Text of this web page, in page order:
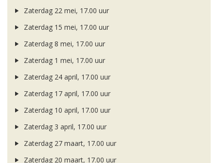
Zaterdag 22 mei, 17.00 uur
Zaterdag 15 mei, 17.00 uur
Zaterdag 8 mei, 17.00 uur
Zaterdag 1 mei, 17.00 uur
Zaterdag 24 april, 17.00 uur
Zaterdag 17 april, 17.00 uur
Zaterdag 10 april, 17.00 uur
Zaterdag 3 april, 17.00 uur
Zaterdag 27 maart, 17.00 uur
Zaterdag 20 maart, 17.00 uur